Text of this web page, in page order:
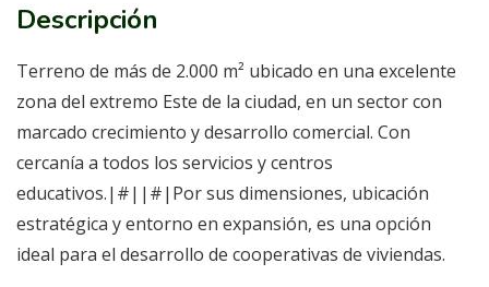
Descripción
Terreno de más de 2.000 m² ubicado en una excelente
zona del extremo Este de la ciudad, en un sector con
marcado crecimiento y desarrollo comercial. Con
cercanía a todos los servicios y centros
educativos.|#||#|Por sus dimensiones, ubicación
estratégica y entorno en expansión, es una opción
ideal para el desarrollo de cooperativas de viviendas.